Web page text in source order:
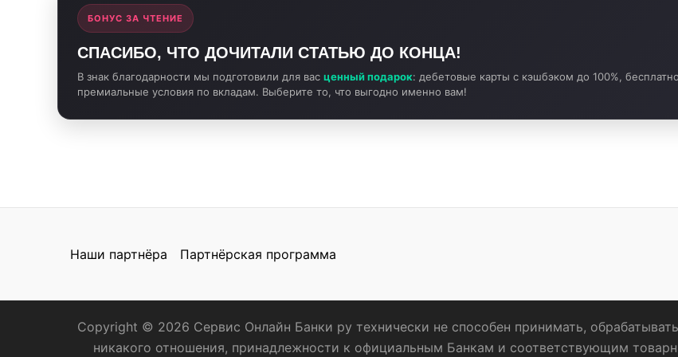
БОНУС ЗА ЧТЕНИЕ
СПАСИБО, ЧТО ДОЧИТАЛИ СТАТЬЮ ДО КОНЦА!
В знак благодарности мы подготовили для вас ценный подарок: дебетовые карты с кэшбэком до 100%,
премиальные условия по вкладам. Выберите то, что выгодно именно вам!
Наши партнёра Партнёрская программа
Copyright © 2026 Сервис Онлайн Банки ру технически не способен принимать,
никакого отношения, принадлежности к официальным Банкам и соответствующим